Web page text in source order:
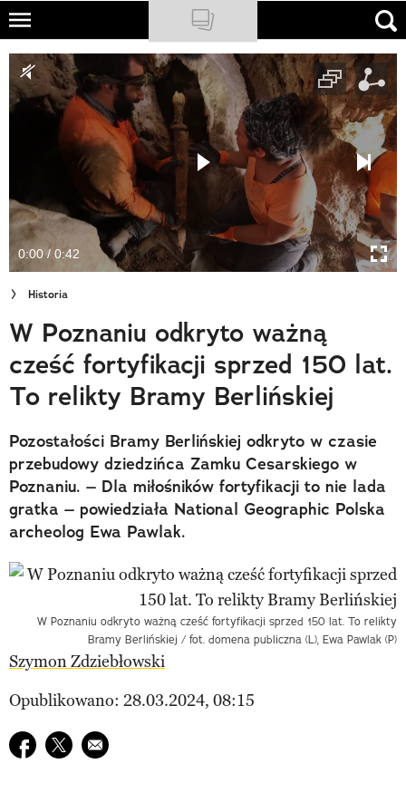
Skip
main
content
NATIONAL GEOGRAPHIC
TRAVELER
PODCASTY
Newsletter
Cuda Polski
Wielki Konkurs Fotograficzny
Trendbook Podróżniczy
Polecane
0:00 / 0:42
Historia
W Poznaniu odkryto ważną
cześć fortyfikacji sprzed 150 lat.
To relikty Bramy Berlińskiej
Pozostałości Bramy Berlińskiej odkryto w czasie
przebudowy dziedzińca Zamku Cesarskiego w
Poznaniu. – Dla miłośników fortyfikacji to nie lada
gratka – powiedziała National Geographic Polska
archeolog Ewa Pawlak.
W Poznaniu odkryto ważną cześć fortyfikacji sprzed 150 lat. To relikty
Bramy Berlińskiej / fot. domena publiczna (L), Ewa Pawlak (P)
Szymon Zdziebłowski
Opublikowano: 28.03.2024, 08:15
Udostępnij na facebook
Udostępnij na twitter
E-mail do przyjaciela